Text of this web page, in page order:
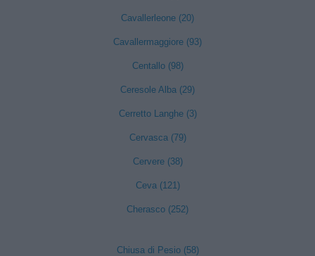
Cavallerleone (20)
Cavallermaggiore (93)
Centallo (98)
Ceresole Alba (29)
Cerretto Langhe (3)
Cervasca (79)
Cervere (38)
Ceva (121)
Cherasco (252)
Chiusa di Pesio (58)